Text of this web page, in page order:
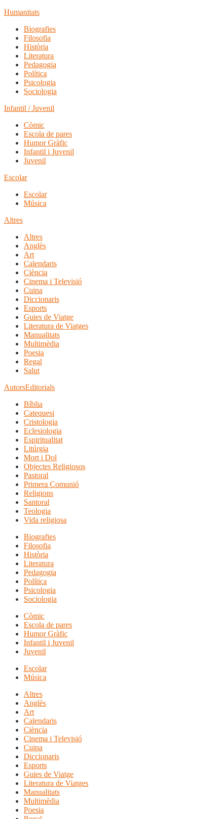
Humanitats
Biografies
Filosofia
Història
Literatura
Pedagogia
Política
Psicologia
Sociologia
Infantil / Juvenil
Còmic
Escola de pares
Humor Gràfic
Infantil i Juvenil
Juvenil
Escolar
Escolar
Música
Altres
Altres
Anglès
Art
Calendaris
Ciència
Cinema i Televisió
Cuina
Diccionaris
Esports
Guies de Viatge
Literatura de Viatges
Manualitats
Multimèdia
Poesia
Regal
Salut
AutorsEditorials
Bíblia
Catequesi
Cristologia
Eclesiologia
Espiritualitat
Litúrgia
Mort i Dol
Objectes Religiosos
Pastoral
Primera Comunió
Religions
Santoral
Teologia
Vida religiosa
Biografies
Filosofia
Història
Literatura
Pedagogia
Política
Psicologia
Sociologia
Còmic
Escola de pares
Humor Gràfic
Infantil i Juvenil
Juvenil
Escolar
Música
Altres
Anglès
Art
Calendaris
Ciència
Cinema i Televisió
Cuina
Diccionaris
Esports
Guies de Viatge
Literatura de Viatges
Manualitats
Multimèdia
Poesia